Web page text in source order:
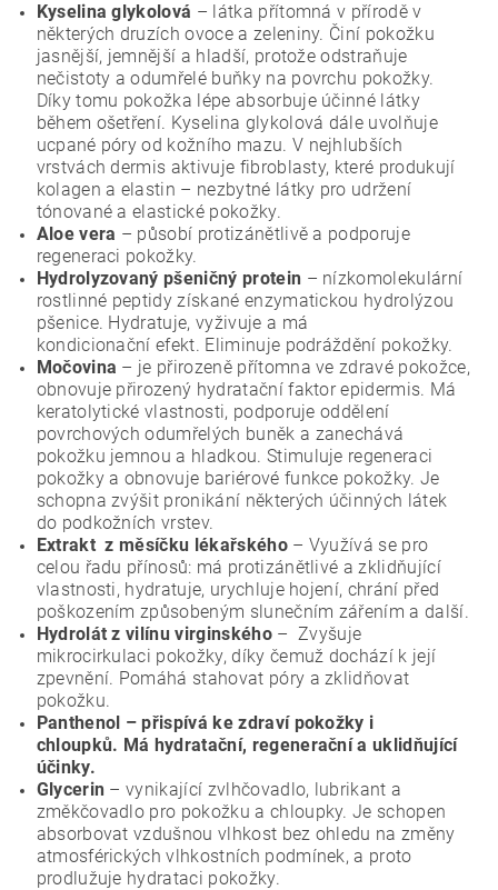
Kyselina glykolová – látka přítomná v přírodě v
některých druzích ovoce a zeleniny. Činí pokožku
jasnější, jemnější a hladší, protože odstraňuje
nečistoty a odumřelé buňky na povrchu pokožky.
Díky tomu pokožka lépe absorbuje účinné látky
během ošetření. Kyselina glykolová dále uvolňuje
ucpané póry od kožního mazu. V nejhlubších
vrstvách dermis aktivuje fibroblasty, které produkují
kolagen a elastin – nezbytné látky pro udržení
tónované a elastické pokožky.
Aloe vera – působí protizánětlivě a podporuje
regeneraci pokožky.
Hydrolyzovaný pšeničný protein – nízkomolekulární
rostlinné peptidy získané enzymatickou hydrolýzou
pšenice. Hydratuje, vyživuje a má
kondicionační efekt. Eliminuje podráždění pokožky.
Močovina – je přirozeně přítomna ve zdravé pokožce,
obnovuje přirozený hydratační faktor epidermis. Má
keratolytické vlastnosti, podporuje oddělení
povrchových odumřelých buněk a zanechává
pokožku jemnou a hladkou. Stimuluje regeneraci
pokožky a obnovuje bariérové ​​funkce pokožky. Je
schopna zvýšit pronikání některých účinných látek
do podkožních vrstev.
Extrakt z měsíčku lékařského – Využívá se pro
celou řadu přínosů: má protizánětlivé a zklidňující
vlastnosti, hydratuje, urychluje hojení, chrání před
poškozením způsobeným slunečním zářením a další.
Hydrolát z vilínu virginského – Zvyšuje
mikrocirkulaci pokožky, díky čemuž dochází k její
zpevnění. Pomáhá stahovat póry a zklidňovat
pokožku.
Panthenol – přispívá ke zdraví pokožky i
chloupků. Má hydratační, regenerační a uklidňující
účinky.
Glycerin –vynikající zvlhčovadlo, lubrikant a
změkčovadlo pro pokožku a chloupky.Je schopen
absorbovat vzdušnou vlhkost bez ohledu na změny
atmosférických vlhkostních podmínek, a proto
prodlužuje hydrataci pokožky.